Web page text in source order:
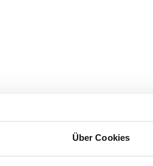
Über Cookies